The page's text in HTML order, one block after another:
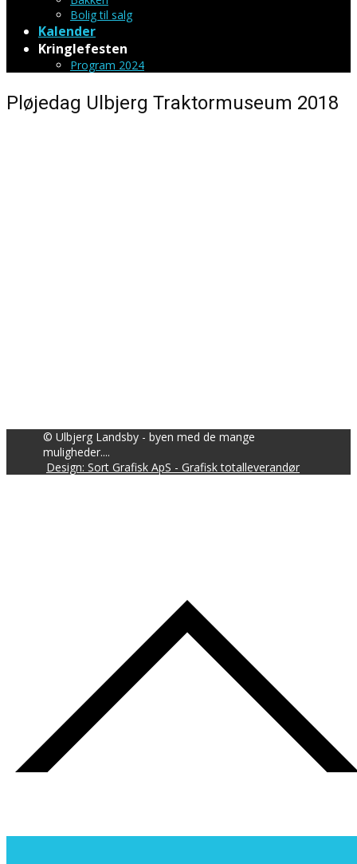
Bolig til salg
Kalender
Kringlefesten
Program 2024
Pløjedag Ulbjerg Traktormuseum 2018
© Ulbjerg Landsby - byen med de mange
muligheder....
Design: Sort Grafisk ApS - Grafisk totalleverandør